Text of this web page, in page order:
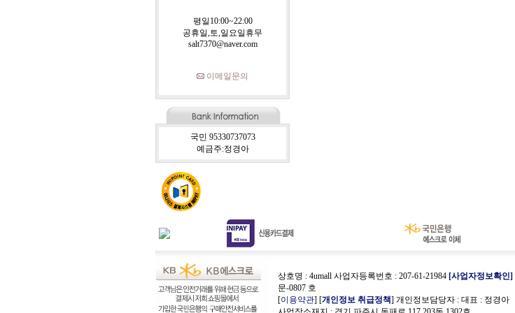
평일10:00~22:00
공휴일,토,일요일휴무
salt7370@naver.com
이메일문의
국민 95330737073
예금주:정경아
상호명 : 4umall 사업자등록번호 : 207-61-21984 [사업자정보확인]
문-0807 호
[이용약관] [개인정보 취급정책] 개인정보담당자 : 대표 : 정경아